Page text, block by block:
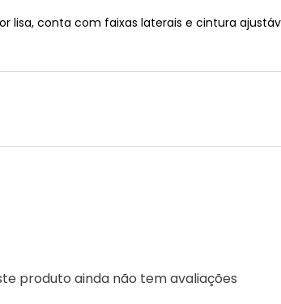
conta com faixas laterais e cintura
produto ainda não tem avaliações